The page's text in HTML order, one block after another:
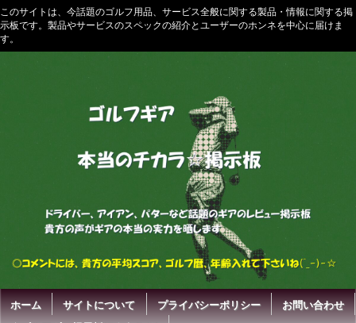
このサイトは、今話題のゴルフ用品、サービス全般に関する製品・情報に関する掲
示板です。製品やサービスのスペックの紹介とユーザーのホンネを中心に届けま
す。
ホーム サイトについて プライバシーポリシー
お問い合わせ